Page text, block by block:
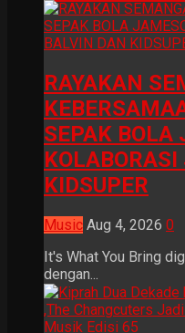
RAYAKAN
SEPAK BOLA
KIDSUPER
Music Aug 4, 2026 0
It's What You Bring
dengan...